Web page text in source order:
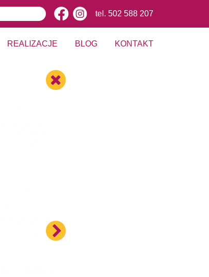
tel. 502 588 207
REALIZACJE BLOG KONTAKT